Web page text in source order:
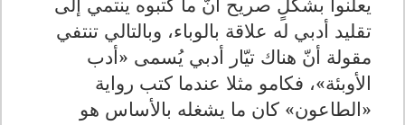
تقليد أدبي له علاقة بالوباء، وبالتالي تنتفي
مقولة أنّ هناك تيّار أدبي يُسمى «أدب
الأوبئة»، فكامو مثلا عندما كتب رواية
«الطاعون» كان ما يشغله بالأساس هو